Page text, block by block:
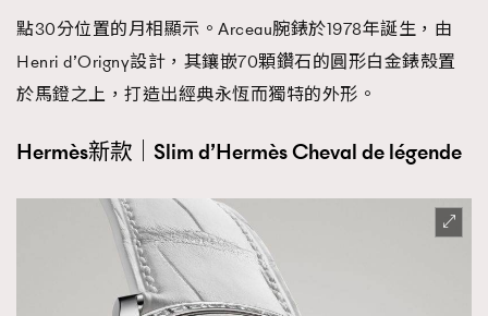
點30分位置的月相顯示。Arceau腕錶於1978年誕生，由
Henri d’Origny設計，其鑲嵌70顆鑽石的圓形白金錶殼置
於馬鐙之上，打造出經典永恆而獨特的外形。
Hermès新款｜Slim d’Hermès Cheval de légende